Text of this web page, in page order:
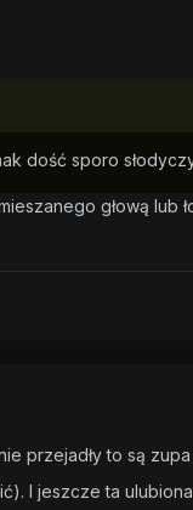
dość sporo
głową lub
przejadły to są
. I jeszcze ta